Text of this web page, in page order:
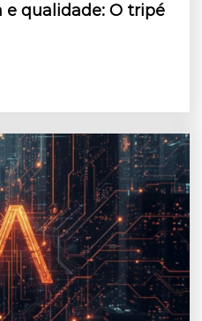
e qualidade: O tripé